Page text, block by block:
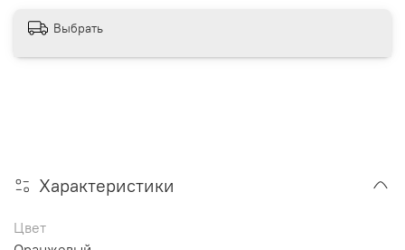
Выбрать
Характеристики
Цвет